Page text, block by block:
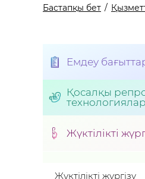
Бастапқы бет
Емдеу
Қосалқы
технологиялар
Жүктілікті
Жүктілікті жүргізу